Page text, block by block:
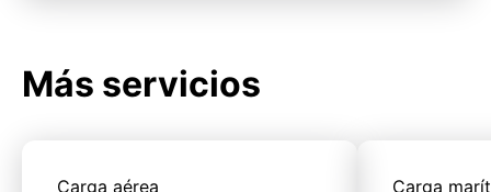
Más servicios
Carga aérea
Carga